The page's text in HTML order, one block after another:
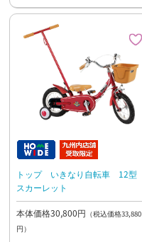
トップ いきなり自転車 12型
スカーレット
本体価格30,800円 （税込価格33,880
円）